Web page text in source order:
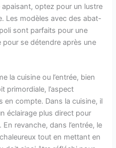
apaisant, optez pour un lustre
Les modèles avec des abat-
sont parfaits pour une
se détendre après une
la cuisine ou l’entrée, bien
primordiale, l’aspect
en compte. Dans la cuisine, il
éclairage plus direct pour
revanche, dans l’entrée, le
tout en mettant en